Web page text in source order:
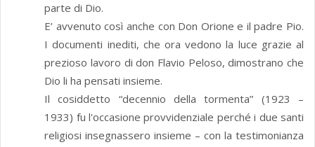
parte di Dio.
E’ avvenuto così anche con Don Orione e il padre Pio.
I documenti inediti, che ora vedono la luce grazie al
prezioso lavoro di don Flavio Peloso, dimostrano che
Dio li ha pensati insieme.
Il cosiddetto “decennio della tormenta” (1923 –
1933) fu l'occasione provvidenziale perché i due santi
religiosi insegnassero insieme – con la testimonianza